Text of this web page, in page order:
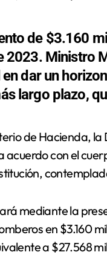
de $3.160
2023. Ministro
dar un
largo plazo,
acuerdo con el
mediante la
en $3.160
a $27.568